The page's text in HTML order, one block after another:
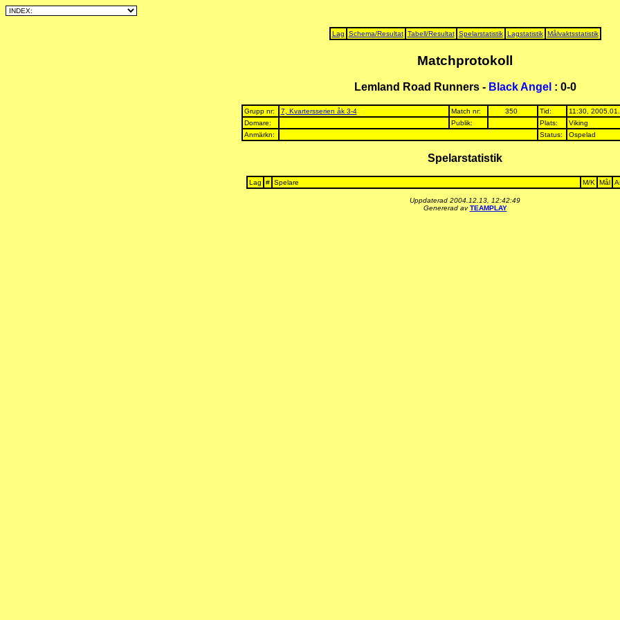
Lag Schema/Resultat Tabell/Resultat Spelarstatistik Lagstatistik Målvaktsstatistik
Matchprotokoll
Lemland Road Runners - Black Angel : 0-0
Grupp nr: 7, Kvartersserien åk 3-4 Match nr: 350 Tid:
11:30,
Domare:
Publik: Plats:
Viking
Anmärkn:
Status: Ospelad
Spelarstatistik
Lag # Spelare M/K Mål
Uppdaterad 2004.12.13, 12:42:49
Genererad avTEAMPLAY